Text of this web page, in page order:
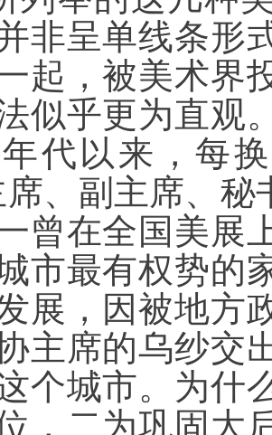
非呈单线条形
起，被美术界
似乎更为直观
代以来，每
席、副主席、秘
曾在全国美展
市最有权势的
展，因被地方
主席的乌纱交
个城市。为什
，二为巩固大